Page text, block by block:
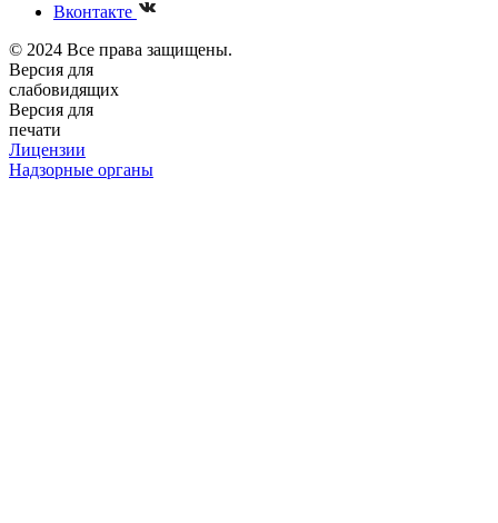
Вконтакте
© 2024 Все права защищены.
Версия для
слабовидящих
Версия для
печати
Лицензии
Надзорные органы